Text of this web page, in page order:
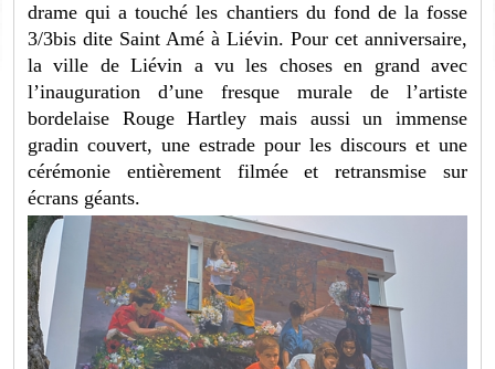
drame qui a touché les chantiers du fond de la fosse
3/3bis dite Saint Amé à Liévin. Pour cet anniversaire,
la ville de Liévin a vu les choses en grand avec
l’inauguration d’une fresque murale de l’artiste
bordelaise Rouge Hartley mais aussi un immense
gradin couvert, une estrade pour les discours et une
cérémonie entièrement filmée et retransmise sur
écrans géants.